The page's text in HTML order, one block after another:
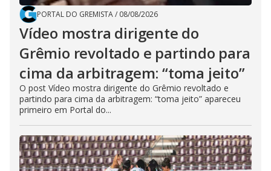
PORTAL DO GREMISTA/ 08/08/2026
Vídeo mostra dirigente do
Grêmio revoltado e partindo para
cima da arbitragem: “toma jeito”
O post Vídeo mostra dirigente do Grêmio revoltado e
partindo para cima da arbitragem: “toma jeito” apareceu
primeiro em Portal do...